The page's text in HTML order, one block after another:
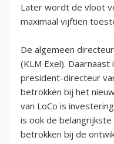
Later wordt de vloot
maximaal vijftien
De algemeen
(KLM Exel).
president-directeur
betrokken bij het
van LoCo is
is ook de belangrijkste
betrokken bij de